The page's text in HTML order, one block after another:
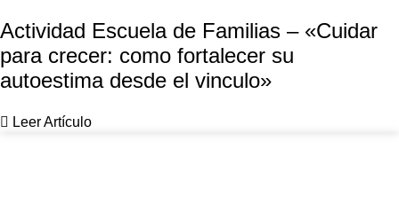
Actividad Escuela de Familias – «Cuidar
para crecer: como fortalecer su
autoestima desde el vinculo»
Leer Artículo